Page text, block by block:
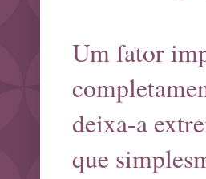
Um fator
deixa-a
que